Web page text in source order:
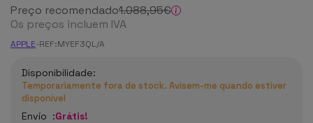
Preço recomendado1.088,95€
Os preços incluem IVA
APPLE-REF:MYEF3QL/A
Disponibilidade:
Temporariamente fora de stock. Avisem-me quando estiver
disponível
Envío :Grátis!